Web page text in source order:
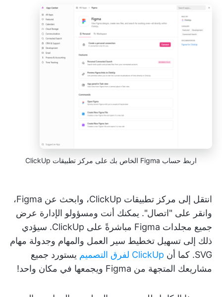
اربط حساب Figma الخاص بك على مركز تطبيقات ClickUp
انتقل إلى مركز تطبيقات ClickUp، وابحث عن Figma،
وانقر على "اتصال". يمكنك أنت ومسؤولو الإدارة عرض
جميع مجلدات Figma مباشرةً على ClickUp. سيؤدي
ذلك إلى تسهيل تخطيط سير العمل والمهام وجدولة مهام
SVG. كما أن
ClickUp لفرق التصميم
يستورد جميع
مشاريعك المتجهة من Figma ويجمعها في مكان واحد!